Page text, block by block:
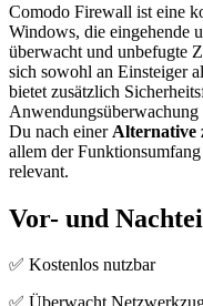
Comodo Firewall ist eine
Windows, die eingehende
überwacht und unbefugte
sich sowohl an Einsteiger
bietet zusätzlich
Du nach einer Alternative
allem der
relevant.
Vor- und
✅ Kostenlos nutzbar